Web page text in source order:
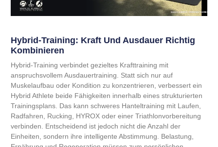
Hybrid-Training: Kraft Und Ausdauer Richtig
Kombinieren
Hybrid-Training verbindet gezieltes Krafttraining mit
anspruchsvollem Ausdauertraining. Statt sich nur auf
Muskelaufbau oder Kondition zu konzentrieren, verbessert ein
Hybrid Athlete beide Fähigkeiten innerhalb eines strukturierten
Trainingsplans. Das kann schweres Hanteltraining mit Laufen,
Radfahren, Rucking, HYROX oder einer Triathlonvorbereitung
verbinden. Entscheidend ist jedoch nicht die Anzahl der
Einheiten, sondern ihre intelligente Abstimmung. Belastung,